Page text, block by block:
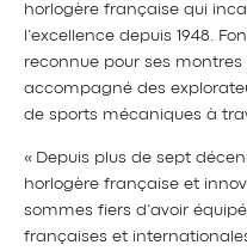
horlogère française qui
l’excellence depuis 1948.
reconnue pour ses
accompagné des
de sports mécaniques à
« Depuis plus de sept
horlogère française et
sommes fiers d’avoir
françaises et